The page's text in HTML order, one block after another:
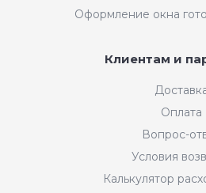
Оформление окна
Клиентам и
Оплата
Вопрос-
Условия
Калькулятор